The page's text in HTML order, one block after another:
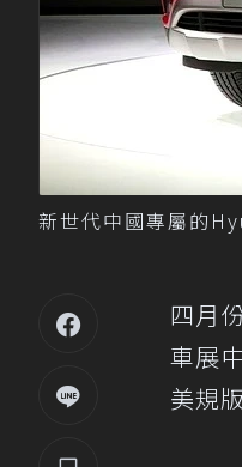
新世代中國專屬的
四月
車展
美規